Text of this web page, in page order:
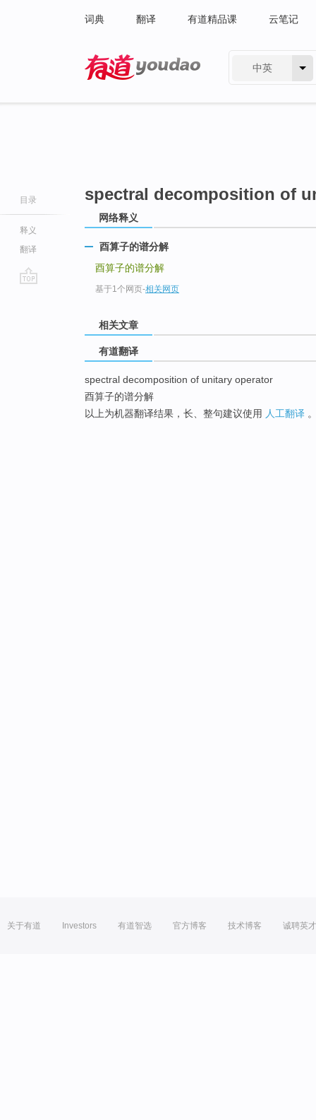
词典 翻译 有道精品课 云笔记
中英
目录
释义
翻译
spectral decomposition of
网络释义
酉算子的谱分解
酉算子的谱分解
基于1个网页-相关网页
相关文章
有道翻译
spectral decomposition of unitary operator
酉算子的谱分解
以上为机器翻译结果，长、整句建议使用 人工翻译
关于有道 Investors 有道智选 官方博客 技术博客 诚聘英才